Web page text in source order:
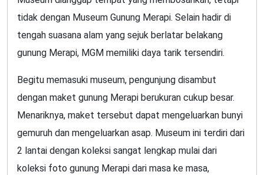
tidak dengan Museum Gunung Merapi. Selain hadir di
tengah suasana alam yang sejuk berlatar belakang
gunung Merapi, MGM memiliki daya tarik tersendiri.
Begitu memasuki museum, pengunjung disambut
dengan maket gunung Merapi berukuran cukup besar.
Menariknya, maket tersebut dapat mengeluarkan bunyi
gemuruh dan mengeluarkan asap. Museum ini terdiri dari
2 lantai dengan koleksi sangat lengkap mulai dari
koleksi foto gunung Merapi dari masa ke masa,